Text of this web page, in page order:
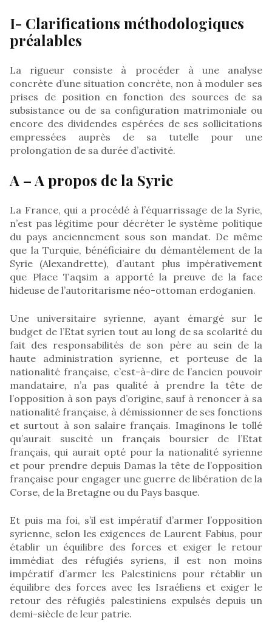
I- Clarifications méthodologiques
préalables
La rigueur consiste à procéder à une analyse
concrète d’une situation concrète, non à moduler ses
prises de position en fonction des sources de sa
subsistance ou de sa configuration matrimoniale ou
encore des dividendes espérées de ses sollicitations
empressées auprès de sa tutelle pour une
prolongation de sa durée d’activité.
A – A propos de la Syrie
La France, qui a procédé à l’équarrissage de la Syrie,
n’est pas légitime pour décréter le système politique
du pays anciennement sous son mandat. De même
que la Turquie, bénéficiaire du démantèlement de la
Syrie (Alexandrette), d’autant plus impérativement
que Place Taqsim a apporté la preuve de la face
hideuse de l’autoritarisme néo-ottoman erdoganien.
Une universitaire syrienne, ayant émargé sur le
budget de l’Etat syrien tout au long de sa scolarité du
fait des responsabilités de son père au sein de la
haute administration syrienne, et porteuse de la
nationalité française, c’est-à-dire de l’ancien pouvoir
mandataire, n’a pas qualité à prendre la tête de
l’opposition à son pays d’origine, sauf à renoncer à sa
nationalité française, à démissionner de ses fonctions
et surtout à son salaire français. Imaginons le tollé
qu’aurait suscité un français boursier de l’Etat
français, qui aurait opté pour la nationalité syrienne
et pour prendre depuis Damas la tête de l’opposition
française pour engager une guerre de libération de la
Corse, de la Bretagne ou du Pays basque.
Et puis ma foi, s’il est impératif d’armer l’opposition
syrienne, selon les exigences de Laurent Fabius, pour
établir un équilibre des forces et exiger le retour
immédiat des réfugiés syriens, il est non moins
impératif d’armer les Palestiniens pour rétablir un
équilibre des forces avec les Israéliens et exiger le
retour des réfugiés palestiniens expulsés depuis un
demi-siècle de leur patrie.